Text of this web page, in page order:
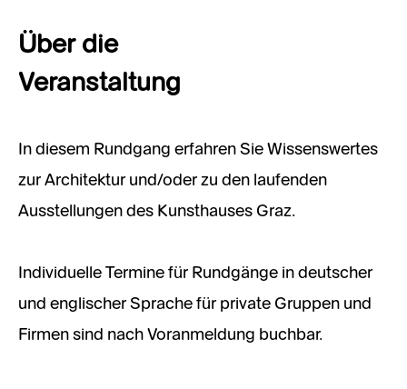
Über die
Veranstaltung
In diesem Rundgang erfahren Sie Wissenswertes
zur Architektur und/oder zu den laufenden
Ausstellungen des Kunsthauses Graz.
Individuelle Termine für Rundgänge in deutscher
und englischer Sprache für private Gruppen und
Firmen sind nach Voranmeldung buchbar.